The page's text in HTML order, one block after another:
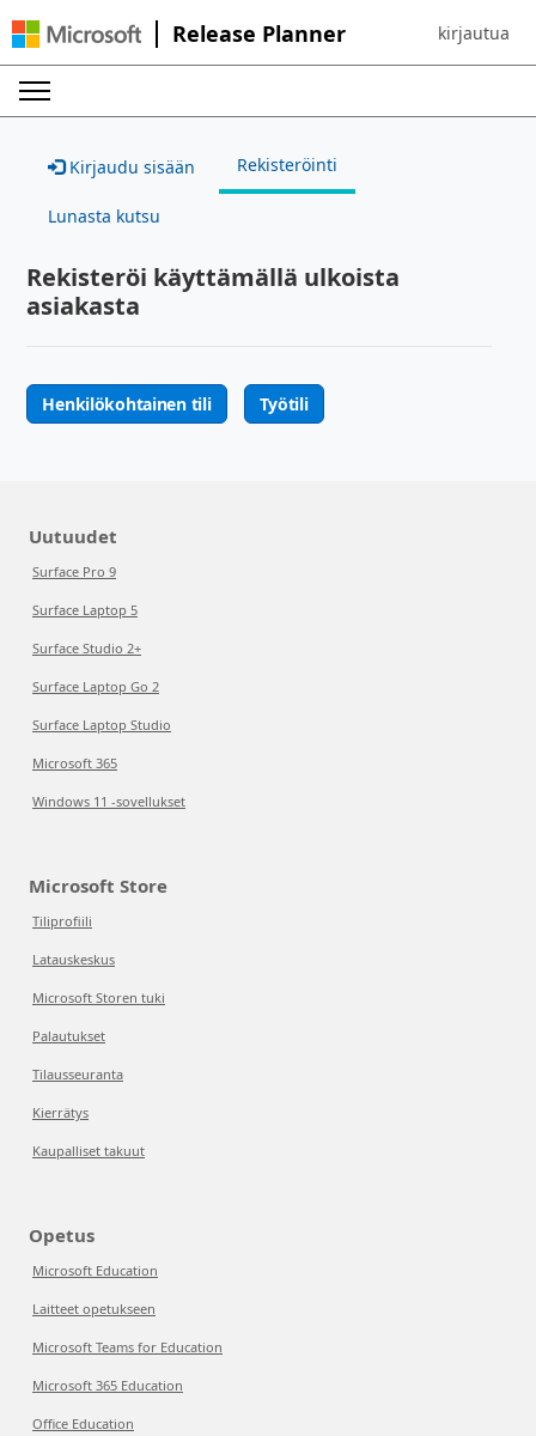
Release Planner Sign in to
kirjautua
Kirjaudu sisään Rekisteröinti
Lunasta kutsu
Rekisteröi käyttämällä ulkoista
asiakasta
Henkilökohtainen tili Työtili
Uutuudet
Surface Pro 9
Surface Laptop 5
Surface Studio 2+
Surface Laptop Go 2
Surface Laptop Studio
Microsoft 365
Windows 11 -sovellukset
Microsoft Store
Tiliprofiili
Latauskeskus
Microsoft Storen tuki
Palautukset
Tilausseuranta
Kierrätys
Kaupalliset takuut
Opetus
Microsoft Education
Laitteet opetukseen
Microsoft Teams for Education
Microsoft 365 Education
Office Education